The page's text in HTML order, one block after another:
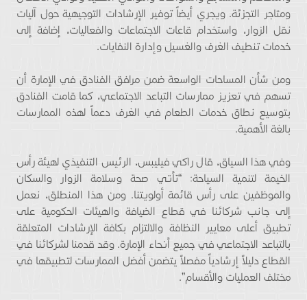
ومتاجر التجزئة. ويجري أيضاً توفير الإرشادات التوجيهية حول آليات
نقل الزوار، واستخدام قاعات الاجتماعات والفعاليات، إضافة إلى
خدمات تنطيف الغرف والغسيل وإدارة النفايات.
ومن شأن المساحات الواسعة ضمن مرافق الفنادق في الإمارة أن
تسهم في تعزيز ممارسات التباعد الاجتماعي، كما قامت الفنادق
بتوسيع نطاق خدمات الطعام في الغرف دعماً لهذه الممارسات
بالغة الأهمية.
وفي هذا السياق، قال راكي فيليبس، الرئيس التنفيذي لهيئة رأس
الخيمة لتنمية السياحة: “تأتي صحة وسلامة الزوار والسكان
والموظفين على رأس قائمة أولويتنا. ومن هذا المنطلق، نعمل
إلى جانب شركائنا في قطاع الضيافة والهيئات الحكومية على
تطبيق أعلى معايير النظافة والالتزام بكافة الإرشادات المتعلقة
بالتباعد الاجتماعي في جميع أنحاء الإمارة. وقد قدمنا لشركائنا في
القطاع دليلاً إرشادياً مفصلاً يتضمن أفضل الممارسات لتطبيقها في
مختلف العمليات والأقسام”.